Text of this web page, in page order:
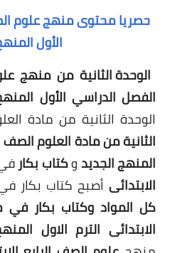
حصريا محتوى منهج علوم
الأول
الوحدة الثانية من منهج
الفصل الدراسي الأول
الوحدة الثانية من مادة
الثانية من مادة العلوم الصف
المنهج الجديدوكتاب بكار
الابتدائى أصبح كتاب بكار
كل المواد وكتاب بكار في
الابتدائى الترم الاول